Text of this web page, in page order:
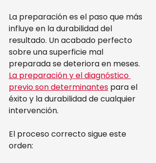
La preparación es el paso que más
influye en la durabilidad del
resultado. Un acabado perfecto
sobre una superficie mal
preparada se deteriora en meses.
La preparación y el diagnóstico
previo son determinantes para el
éxito y la durabilidad de cualquier
intervención.
El proceso correcto sigue este
orden: